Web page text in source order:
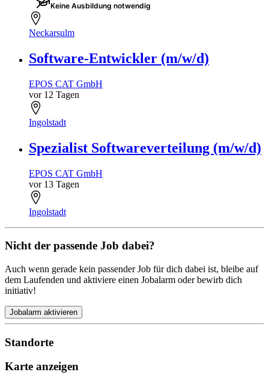
Keine Ausbildung notwendig
Neckarsulm
Software-Entwickler (m/w/d)
EPOS CAT GmbH
vor 12 Tagen
Ingolstadt
Spezialist Softwareverteilung (m/w/d)
EPOS CAT GmbH
vor 13 Tagen
Ingolstadt
Nicht der passende Job dabei?
Auch wenn gerade kein passender Job für dich dabei ist, bleibe auf
dem Laufenden und aktiviere einen Jobalarm oder bewirb dich
initiativ!
Jobalarm aktivieren
Standorte
Karte anzeigen